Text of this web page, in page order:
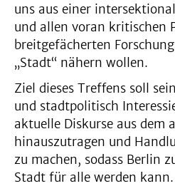
uns aus einer
und allen voran kritischen
breitgefächerten
„Stadt“ nähern wollen.
Ziel dieses Treffens soll
und stadtpolitisch
aktuelle Diskurse aus dem
hinauszutragen und
zu machen, sodass Berlin
Stadt für alle werden